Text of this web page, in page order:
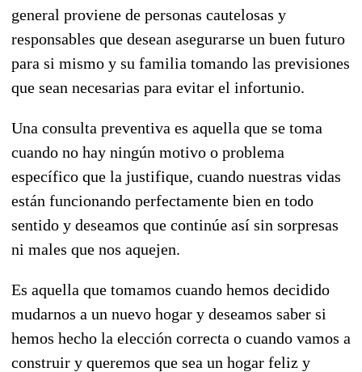
general proviene de personas cautelosas y
responsables que desean asegurarse un buen futuro
para si mismo y su familia tomando las previsiones
que sean necesarias para evitar el infortunio.
Una consulta preventiva es aquella que se toma
cuando no hay ningún motivo o problema
específico que la justifique, cuando nuestras vidas
están funcionando perfectamente bien en todo
sentido y deseamos que continúe así sin sorpresas
ni males que nos aquejen.
Es aquella que tomamos cuando hemos decidido
mudarnos a un nuevo hogar y deseamos saber si
hemos hecho la elección correcta o cuando vamos a
construir y queremos que sea un hogar feliz y